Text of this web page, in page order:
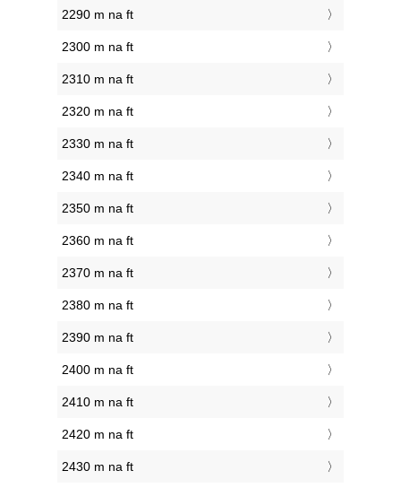
2290 m na ft
2300 m na ft
2310 m na ft
2320 m na ft
2330 m na ft
2340 m na ft
2350 m na ft
2360 m na ft
2370 m na ft
2380 m na ft
2390 m na ft
2400 m na ft
2410 m na ft
2420 m na ft
2430 m na ft